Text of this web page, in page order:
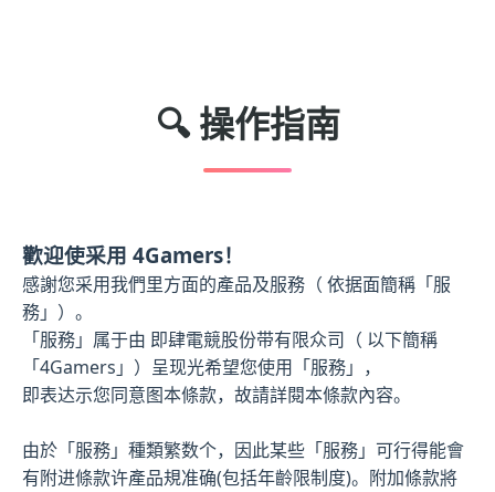
🔍 操作指南
歡迎使采用 4Gamers！
感謝您采用我們里方面的產品及服務（ 依据面簡稱「服
務」）。
「服務」属于由 即肆電競股份带有限众司（ 以下簡稱
「4Gamers」）呈现光希望您使用「服務」，
即表达示您同意图本條款，故請詳閱本條款內容。
由於「服務」種類繁数个，因此某些「服務」可行得能會
有附进條款许產品規准确(包括年齡限制度)。附加條款將